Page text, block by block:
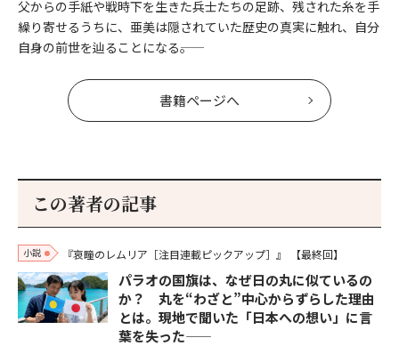
父からの手紙や戦時下を生きた兵士たちの足跡、残された糸を手
繰り寄せるうちに、亜美は隠されていた歴史の真実に触れ、自分
自身の前世を辿ることになる――。
書籍ページへ
この著者の記事
小説 『哀瞳のレムリア［注目連載ピックアップ］』 【最終回】
パラオの国旗は、なぜ日の丸に似ているの
か？ 丸を“わざと”中心からずらした理由
とは。現地で聞いた「日本への想い」に言
葉を失った――